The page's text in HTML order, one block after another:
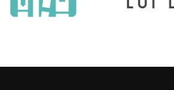
LIVIU